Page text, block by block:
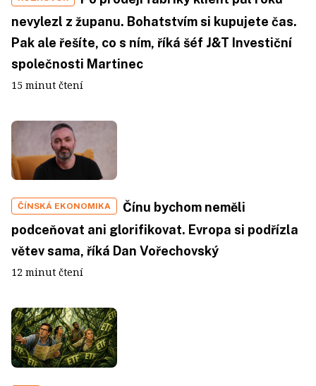
nevylezl z županu. Bohatstvím si kupujete čas.
Pak ale řešíte, co s ním, říká šéf J&T Investiční
společnosti Martinec
15 minut čtení
ČÍNSKÁ EKONOMIKA
Čínu bychom neměli
podceňovat ani glorifikovat. Evropa si podřízla
větev sama, říká Dan Vořechovský
12 minut čtení